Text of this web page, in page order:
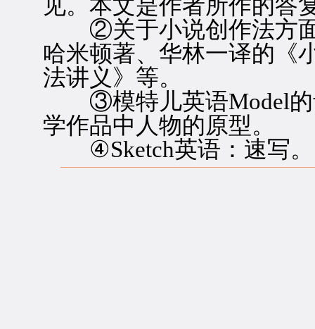
见。本文是作者所作的答
②关于小说创作法方面
哈米顿著、华林一译的《
法讲义》等。
③模特儿英语Model的
学作品中人物的原型。
④Sketch英语：速写。